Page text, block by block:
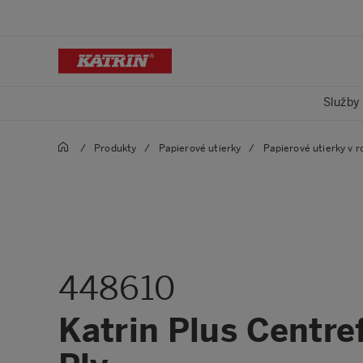
Služby
/ Produkty / Papierové utierky / Papierové utierky v
448610
Katrin Plus